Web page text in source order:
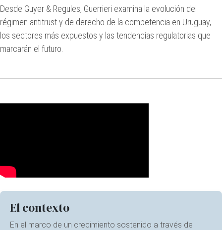
Desde Guyer & Regules, Guerrieri examina la evolución del
régimen antitrust y de derecho de la competencia en Uruguay,
los sectores más expuestos y las tendencias regulatorias que
marcarán el futuro.
El contexto
En el marco de un crecimiento sostenido a través de